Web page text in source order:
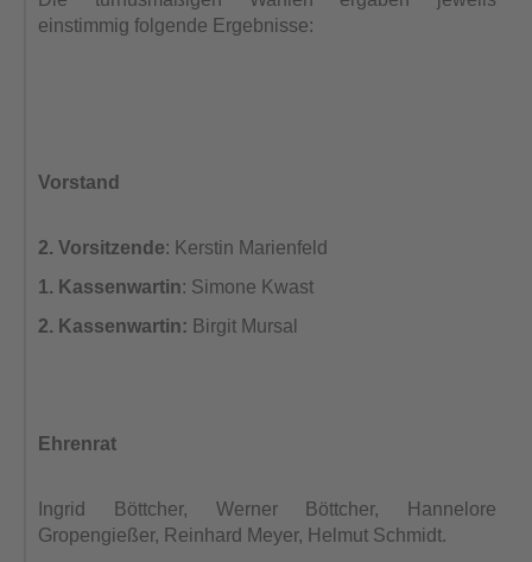
einstimmig folgende Ergebnisse:
Vorstand
2. Vorsitzende: Kerstin Marienfeld
1. Kassenwartin: Simone Kwast
2. Kassenwartin: Birgit Mursal
Ehrenrat
Ingrid Böttcher, Werner Böttcher, Hannelore
Gropengießer, Reinhard Meyer, Helmut Schmidt.